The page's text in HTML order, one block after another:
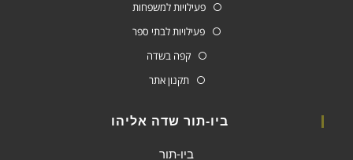
פעילויות למשפחות
פעילויות לבתי ספר
קפה בשדה
תקנון אתר
ביו-תור שדה אליהו
ביו-תור